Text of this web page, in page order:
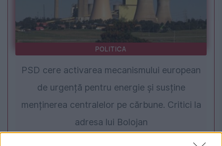
POLITICA
PSD cere activarea mecanismului european
de urgență pentru energie și susține
menținerea centralelor pe cărbune. Critici la
adresa lui Bolojan